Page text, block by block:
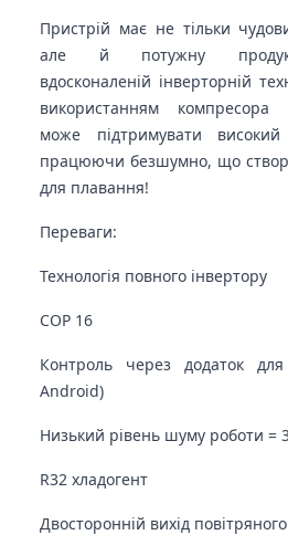
Пристрій має не тільки
але й потужну
вдосконаленій інверторній
використанням компресора
може підтримувати
працюючи безшумно, що
для плавання!
Переваги:
Технологія повного інвертору
COP 16
Контроль через додаток
Android)
Низький рівень шуму роботи =
R32 хладогент
Двосторонній вихід